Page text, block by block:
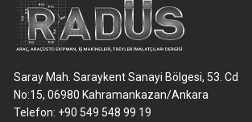
Saray Mah. Saraykent Sanayi Bölgesi, 53. Cd
No:15, 06980 Kahramankazan/Ankara
Telefon: +90 549 548 99 19